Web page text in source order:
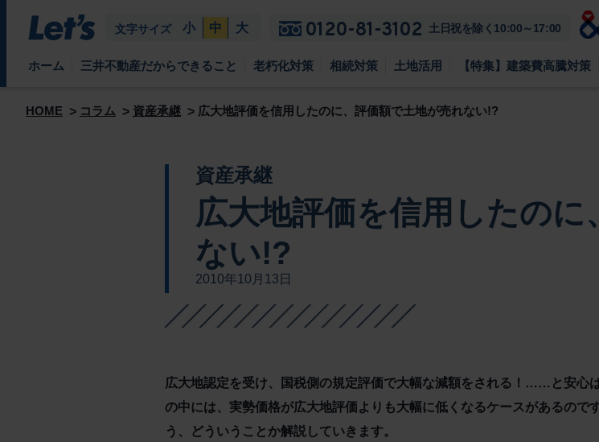
文字サイズ 小 中 大 0120-81-3102 土日祝を除く10:00～17:00
ホーム 三井不動産だからできること 老朽化対策 相続対策 土地活用 【特集】建築費高騰対策
HOME コラム 資産承継 広大地評価を信用したのに、評価額で土地が売れない!?
資産承継
広大地評価を信用したの
ない!?
2010年10月13日
広大地認定を受け、国税側の規定評価で大幅な減額をされる！……と安心
の中には、実勢価格が広大地評価よりも大幅に低くなるケースがあるので
う、どういうことか解説していきます。